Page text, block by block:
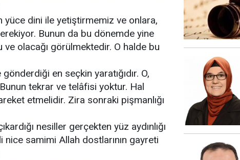
yüce dini ile yetiştirmemiz ve onlara,
Bunun da bu dönemde yine
olacağı görülmektedir. O halde bu
en seçkin yaratığıdır. O,
tekrar ve telâfisi yoktur. Hal
etmelidir. Zira sonraki pişmanlığı
nesiller gerçekten yüz aydınlığı
samimi Allah dostlarının gayreti